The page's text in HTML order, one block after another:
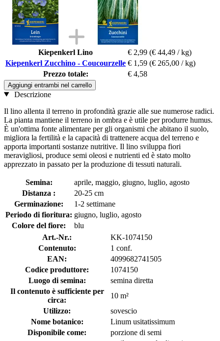
Kiepenkerl Lino € 2,99 (€ 44,49 / kg)
Kiepenkerl Zucchino - Coucourzelle € 1,59 (€ 265,00 / kg)
Prezzo totale:
€ 4,58
Aggiungi entrambi nel carrello
Descrizione
Il lino allenta il terreno in profondità grazie alle sue numerose radici.
La pianta mantiene il terreno in ombra e è utile per produrre humus.
È un'ottima fonte alimentare per gli organismi che abitano il suolo,
migliora la fertilità e la capacità di trattenere acqua del terreno e
apporta importanti sostanze nutritive. Il lino sviluppa fiori
meravigliosi, produce semi oleosi e nutrienti ed è stato molto
apprezzato in passato per la produzione di tessuti naturali.
Semina:
aprile, maggio, giugno, luglio, agosto
Distanza :
20-25 cm
Germinazione:
1-2 settimane
Periodo di fioritura: giugno, luglio, agosto
Colore del fiore:
blu
Art.-Nr.:
KK-1074150
Contenuto:
1 conf.
EAN:
4099682741505
Codice produttore:
1074150
Luogo di semina:
semina diretta
Il contenuto è sufficiente per
circa:
10 m²
Utilizzo:
sovescio
Nome botanico:
Linum usitatissimum
Disponibile come:
porzione di semi